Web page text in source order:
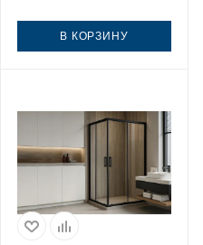
В КОРЗИНУ